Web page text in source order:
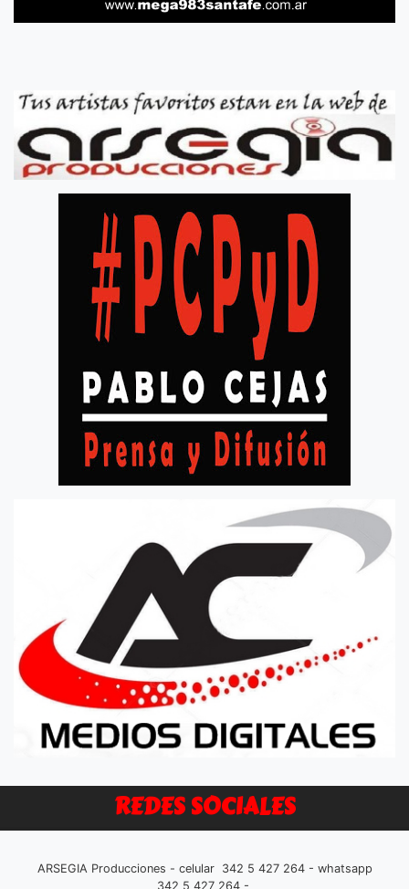
REDES SOCIALES
ARSEGIA Producciones - celular 342 5 427 264 - whatsapp
342 5 427 264 -